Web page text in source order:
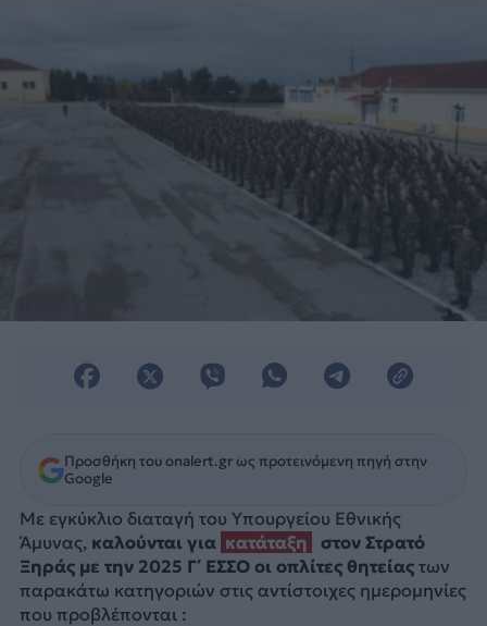
Προσθήκη του onalert.gr ως προτεινόμενη πηγή στην
Google
Με εγκύκλιο διαταγή του Υπουργείου Εθνικής
Άμυνας, καλούνται για κατάταξη
στον Στρατό
Ξηράς με την 2025 Γ΄ ΕΣΣΟ οι οπλίτες θητείαςτων
παρακάτω κατηγοριών στις αντίστοιχες ημερομηνίες
που προβλέπονται :